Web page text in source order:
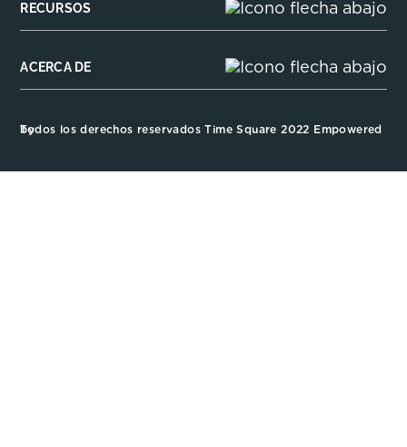
RECURSOS
ACERCA DE
Todos los derechos reservados Time Square 2022 Empowered by